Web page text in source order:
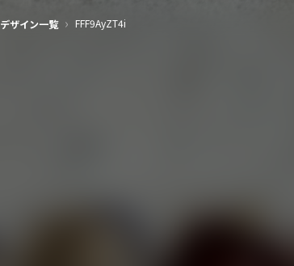
デザイン一覧 › FFF9AyZT4i